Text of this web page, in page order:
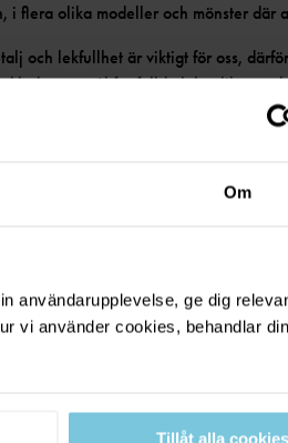
Om
användarupplevelse, ge dig
vi använder cookies, behandlar
Tillåt alla cookies
i flera olika modeller och mönster där
och lekfullhet är viktigt för oss,
som tål fartfyllda lekar lika
till nästa barn, och nästa. Vi kallar
att fynda massor av härliga
i butik och online, välkommen in till oss!